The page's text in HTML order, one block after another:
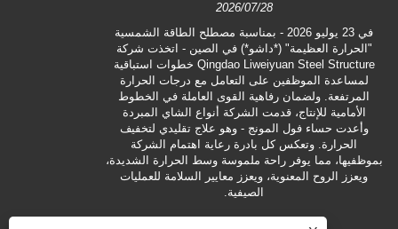
2026/07/28
في 23 يوليو 2026 - بمناسبة مصطلح الطاقة الشمسية
"الحرارة العظيمة" (*داشو*) في الصين - اتخذت شركة
Qingdao Liweiyuan Steel Structure خطوات استباقية
لمساعدة الموظفين على التعامل مع درجات الحرارة
المرتفعة. ولضمان رفاهية القوى العاملة في الخطوط
الأمامية للإنتاج، قدمت الشركة أنواع الشاي المبردة
وأعدت حساء فول المونج - وهو علاج تقليدي لتخفيف
الحرارة. وتعكس كل بادرة رعاية اهتمام الشركة
بموظفيها، مما يوفر راحة ملموسة وسط الحرارة الشديدة،
ويعزز الروح المعنوية، ويعزز معايير السلامة للعمليات
الصيفية.